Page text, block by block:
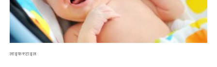
लाइफस्टाइल